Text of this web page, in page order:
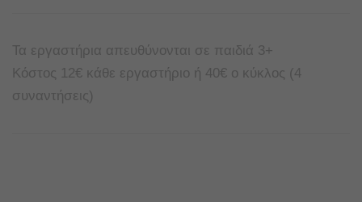
Τα εργαστήρια απευθύνονται σε παιδιά 3+
Κόστος 12€ κάθε εργαστήριο ή 40€ ο κύκλος (4
συναντήσεις)